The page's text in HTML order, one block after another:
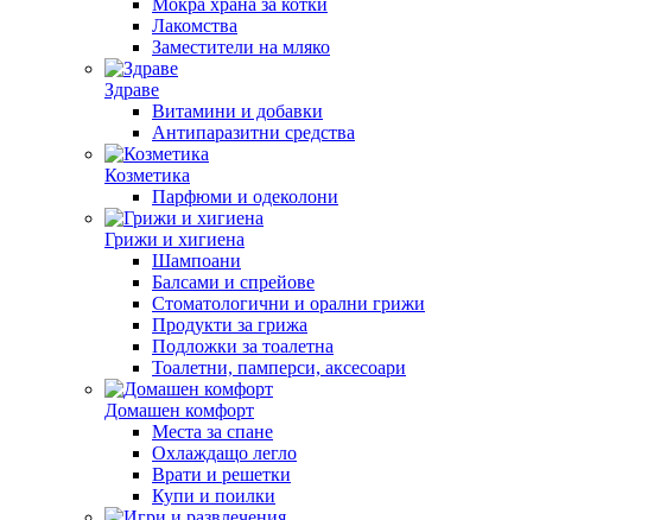
Мокра храна за котки
Лакомства
Заместители на мляко
Здраве
Витамини и добавки
Антипаразитни средства
Козметика
Парфюми и одеколони
Грижи и хигиена
Шампоани
Балсами и спрейове
Стоматологични и орални грижи
Продукти за грижа
Подложки за тоалетна
Тоалетни, памперси, аксесоари
Домашен комфорт
Места за спане
Охлаждащо легло
Врати и решетки
Купи и поилки